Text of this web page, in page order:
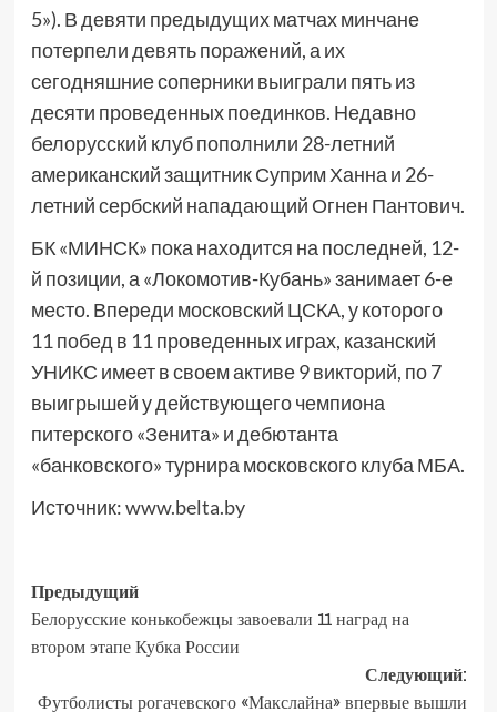
5»). В девяти предыдущих матчах минчане
потерпели девять поражений, а их
сегодняшние соперники выиграли пять из
десяти проведенных поединков. Недавно
белорусский клуб пополнили 28-летний
американский защитник Суприм Ханна и 26-
летний сербский нападающий Огнен Пантович.
БК «МИНСК» пока находится на последней, 12-
й позиции, а «Локомотив-Кубань» занимает 6-е
место. Впереди московский ЦСКА, у которого
11 побед в 11 проведенных играх, казанский
УНИКС имеет в своем активе 9 викторий, по 7
выигрышей у действующего чемпиона
питерского «Зенита» и дебютанта
«банковского» турнира московского клуба МБА.
Источник:www.belta.by
Предыдущий
Белорусские конькобежцы завоевали 11 наград на
втором этапе Кубка России
Следующий:
Футболисты рогачевского «Макслайна» впервые вышли